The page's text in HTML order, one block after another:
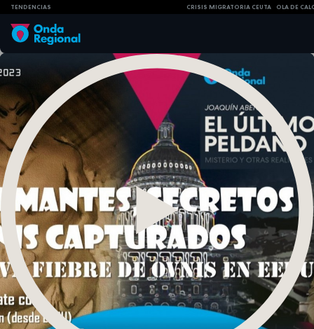
TENDENCIAS CRISIS MIGRATORIA CEUTA OLA DE